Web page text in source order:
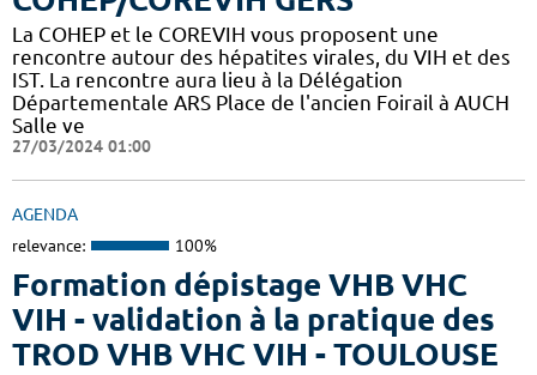
La COHEP et le COREVIH vous proposent une
rencontre autour des hépatites virales, du VIH et des
IST. La rencontre aura lieu à la Délégation
Départementale ARS Place de l'ancien Foirail à AUCH
Salle ve
27/03/2024 01:00
AGENDA
relevance: 100%
Formation dépistage VHB VHC
VIH - validation à la pratique des
TROD VHB VHC VIH - TOULOUSE